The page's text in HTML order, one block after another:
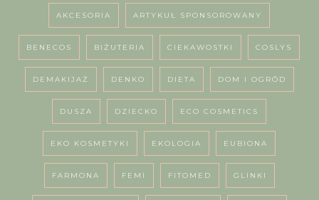
AKCESORIA ARTYKUŁ SPONSOROWANY
BENECOS BIŻUTERIA CIEKAWOSTKI COSLYS
DEMAKIJAŻ DENKO DIETA DOM I OGRÓD
DUSZA DZIECKO ECO COSMETICS
EKO KOSMETYKI EKOLOGIA EUBIONA
FARMONA FEMI FITOMED GLINKI